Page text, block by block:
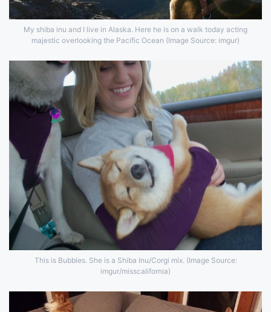
My shiba inu and I live in Alaska. Here he is on a walk today acting
majestic overlooking the Pacific Ocean (Image Source: imgur)
This is Bubbles. She is a Shiba Inu/Corgi mix. (Image Source:
imgur/misscalifornia)